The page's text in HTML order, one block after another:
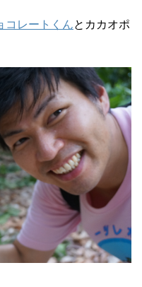
コレートくんとカカオポ